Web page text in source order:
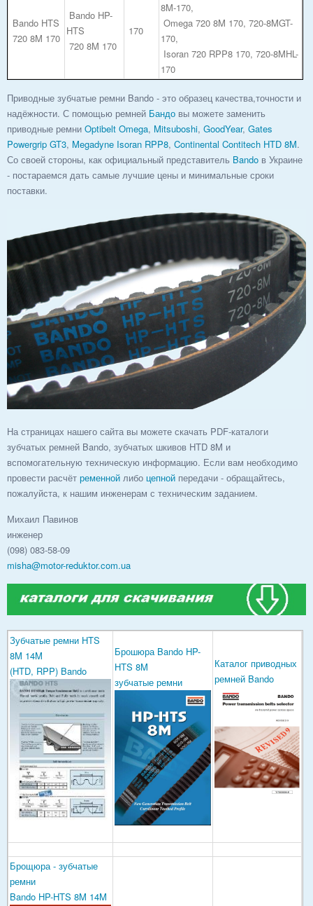
Bando HTS
720 8M 170
Bando HP-
HTS
720 8M 170
170
8M-170,
Omega 720 8M 170, 720-8MGT-
170,
Isoran 720 RPP8 170, 720-8MHL-
170
Приводные зубчатые ремни Bando - это образец качества,точности и
надёжности. С помощью ремней Бандо вы можете заменить
приводные ремни Optibelt Omega, Mitsuboshi, GoodYear, Gates
Powergrip GT3, Megadyne Isoran RPP8, Continental Contitech HTD 8M.
Со своей стороны, как официальный представитель Bando в Украине
- постараемся дать самые лучшие цены и минимальные сроки
поставки.
На страницах нашего сайта вы можете скачать PDF-каталоги
зубчатых ремней Bando, зубчатых шкивов HTD 8M и
вспомогательную техническую информацию. Если вам необходимо
провести расчёт ременной либо цепной передачи - обращайтесь,
пожалуйста, к нашим инженерам с техническим заданием.
Михаил Павинов
инженер
(098) 083-58-09
misha@motor-reduktor.com.ua
Зубчатые ремни HTS
8M 14M
(HTD, RPP) Bando
Брошюра Bando HP-
HTS 8M
зубчатые ремни
Каталог приводных
ремней Bando
Брощюра - зубчатые
ремни
Bando HP-HTS 8M 14M